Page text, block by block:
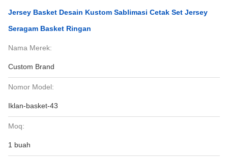
Jersey Basket Desain Kustom Sablimasi Cetak Set Jersey
Seragam Basket Ringan
Nama Merek:
Custom Brand
Nomor Model:
Iklan-basket-43
Moq:
1 buah